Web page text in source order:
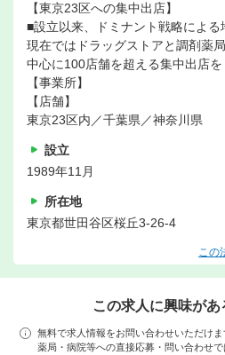
【東京23区への集中出店】
■設立以来、ドミナント戦略による
現在ではドラッグストアと調剤薬
中心に100店舗を超える集中出店を
【事業所】
【店舗】
東京23区内／千葉県／神奈川県
設立
1989年11月
所在地
東京都世田谷区桜丘3-26-4
この
この求人に興味があ
無料で求人情報をお問い合わせいただけま
薬局・病院等への直接応募・問い合わせ